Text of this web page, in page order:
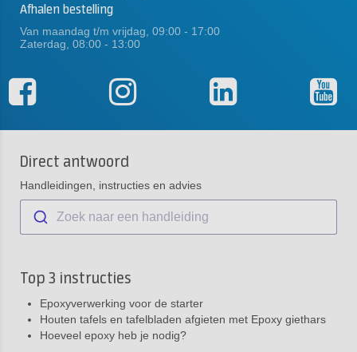
Afhalen bestelling
Van maandag t/m vrijdag, 09:00 - 17:00
Zaterdag, 08:00 - 13:00
Direct antwoord
Handleidingen, instructies en advies
Zoek naar een handleiding
Top 3 instructies
Epoxyverwerking voor de starter
Houten tafels en tafelbladen afgieten met Epoxy giethars
Hoeveel epoxy heb je nodig?